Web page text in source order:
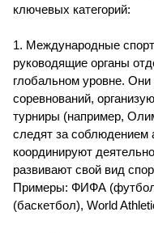
ключевых категорий:
1. Международные
руководящие органы
глобальном уровне.
соревнований,
турниры (например,
следят за соблюдением
координируют
развивают свой вид
Примеры: ФИФА
(баскетбол), World